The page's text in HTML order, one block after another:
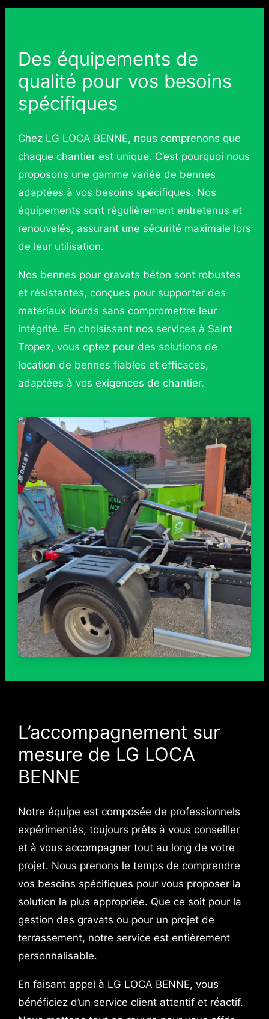
Des équipements de
qualité pour vos besoins
spécifiques
Chez LG LOCA BENNE, nous comprenons que
chaque chantier est unique. C’est pourquoi nous
proposons une gamme variée de bennes
adaptées à vos besoins spécifiques. Nos
équipements sont régulièrement entretenus et
renouvelés, assurant une sécurité maximale lors
de leur utilisation.
Nos bennes pour gravats béton sont robustes
et résistantes, conçues pour supporter des
matériaux lourds sans compromettre leur
intégrité. En choisissant nos services à Saint
Tropez, vous optez pour des solutions de
location de bennes fiables et efficaces,
adaptées à vos exigences de chantier.
L’accompagnement sur
mesure de LG LOCA
BENNE
Notre équipe est composée de professionnels
expérimentés, toujours prêts à vous conseiller
et à vous accompagner tout au long de votre
projet. Nous prenons le temps de comprendre
vos besoins spécifiques pour vous proposer la
solution la plus appropriée. Que ce soit pour la
gestion des gravats ou pour un projet de
terrassement, notre service est entièrement
personnalisable.
En faisant appel à LG LOCA BENNE, vous
bénéficiez d’un service client attentif et réactif.